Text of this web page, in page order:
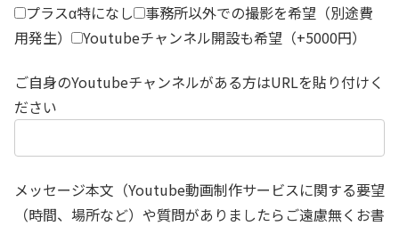
プラスα特になし
事務所以外での撮影を希望（別途費
用発生）
Youtubeチャンネル開設も希望（+5000円）
ご自身のYoutubeチャンネルがある方はURLを貼り付けく
ださい
メッセージ本文（Youtube動画制作サービスに関する要望
（時間、場所など）や質問がありましたらご遠慮無くお書